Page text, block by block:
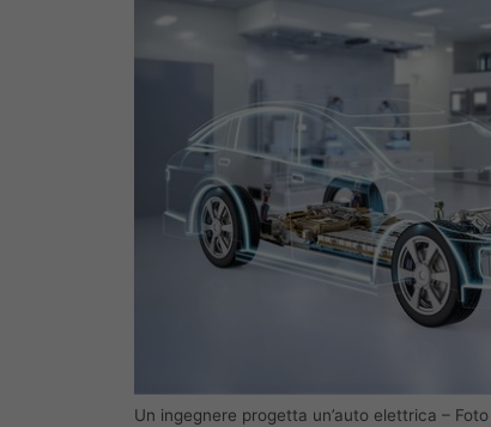
Un ingegnere progetta un’auto elettrica –